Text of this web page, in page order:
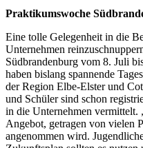
Praktikumswoche
Eine tolle Gelegenheit in die
Unternehmen
Südbrandenburg vom 8. Juli
haben bislang spannende
der Region Elbe-Elster und
und Schüler sind schon
in die Unternehmen vermittelt.
Angebot, getragen von vielen
angenommen wird.